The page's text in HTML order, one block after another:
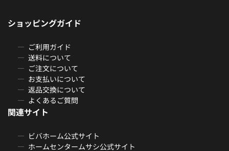
ショッピングガイド
ご利用ガイド
送料について
ご注文について
お支払いについて
返品交換について
よくあるご質問
関連サイト
ビバホーム公式サイト
ホームセンタームサシ公式サイト